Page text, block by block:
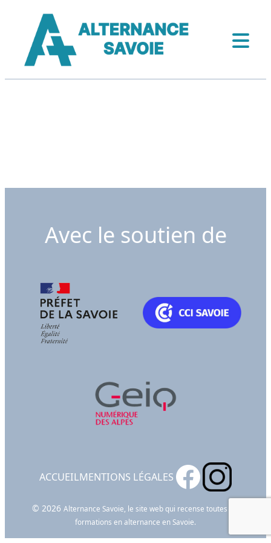
Avec le soutien de
ACCUEILMENTIONS LÉGALES
© 2026 Alternance Savoie, le site web qui recense toutes les
formations en alternance en Savoie.